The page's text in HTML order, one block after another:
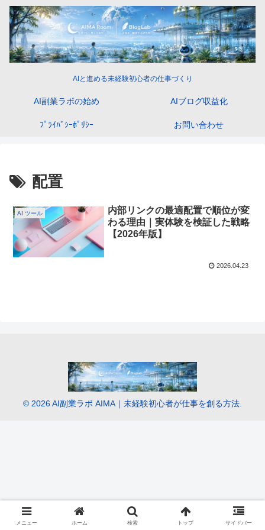
AIと進める未経験初心者の仕事づくり
AI副業ラボの始め AIブログ収益化
ﾌﾟﾗｲﾊﾞｼｰﾎﾟﾘｼｰ お問い合わせ
配置
AI ツール
内部リンクの最適配置で順位が変
わる理由｜実体験を検証した戦略
【2026年版】
2026.04.23
© 2026 AI副業ラボ AIMA｜未経験初心者が仕事を創る方法.
メニュー ホーム 検索 トップ サイドバー